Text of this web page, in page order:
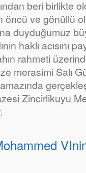
beri birlikte
öncü ve gönüllü
duyduğumuz
haklı acısını
rahmeti
merasimi Salı
Zincirlikuyu